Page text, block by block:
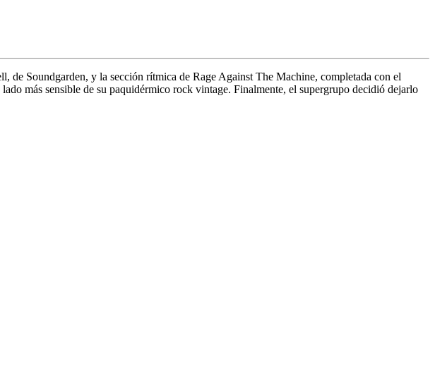
de Soundgarden, y la sección rítmica de Rage Against The Machine, completada con el
más sensible de su paquidérmico rock vintage. Finalmente, el supergrupo decidió dejarlo